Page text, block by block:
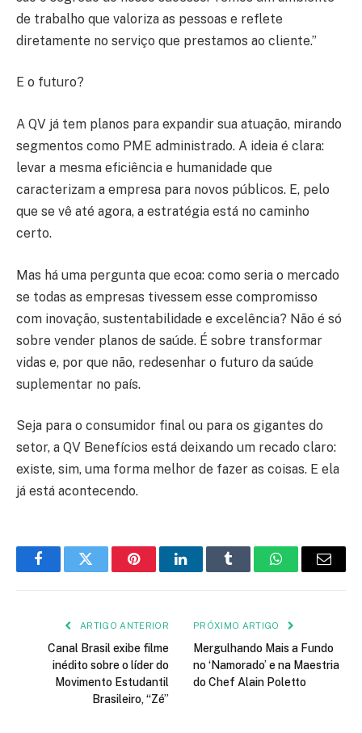
de trabalho que valoriza as pessoas e reflete
diretamente no serviço que prestamos ao cliente.”
E o futuro?
A QV já tem planos para expandir sua atuação, mirando
segmentos como PME administrado. A ideia é clara:
levar a mesma eficiência e humanidade que
caracterizam a empresa para novos públicos. E, pelo
que se vê até agora, a estratégia está no caminho
certo.
Mas há uma pergunta que ecoa: como seria o mercado
se todas as empresas tivessem esse compromisso
com inovação, sustentabilidade e excelência? Não é só
sobre vender planos de saúde. É sobre transformar
vidas e, por que não, redesenhar o futuro da saúde
suplementar no país.
Seja para o consumidor final ou para os gigantes do
setor, a QV Benefícios está deixando um recado claro:
existe, sim, uma forma melhor de fazer as coisas. E ela
já está acontecendo.
FacebookTwitter PinterestLinkedInTumblr WhatsApp
E-
ARTIGO ANTERIOR
Canal Brasil exibe filme
inédito sobre o líder do
Movimento Estudantil
Brasileiro, “Zé”
PRÓXIMO ARTIGO
Mergulhando Mais a Fundo
no ‘Namorado’ e na Maestria
do Chef Alain Poletto